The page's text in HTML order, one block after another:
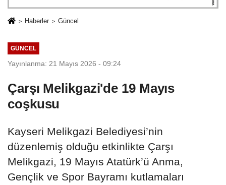
Haberler Güncel
GÜNCEL
Yayınlanma: 21 Mayıs 2026 - 09:24
Çarşı Melikgazi'de 19 Mayıs
coşkusu
Kayseri Melikgazi Belediyesi’nin
düzenlemiş olduğu etkinlikte Çarşı
Melikgazi, 19 Mayıs Atatürk’ü Anma,
Gençlik ve Spor Bayramı kutlamaları